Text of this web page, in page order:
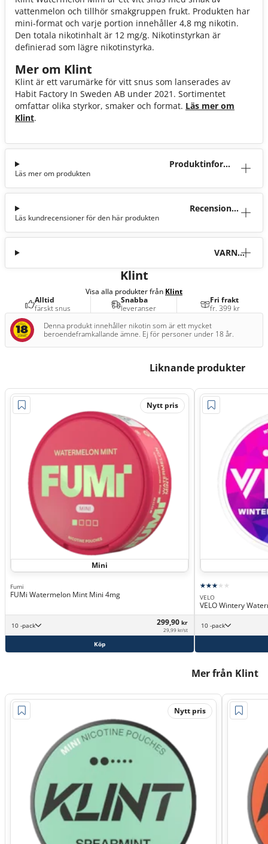
vattenmelon och tillhör smakgruppen frukt. Produkten har
mini-format och varje portion innehåller 4,8 mg nikotin.
Den totala nikotinhalt är 12 mg/g. Nikotinstyrkan är
definierad som lägre nikotinstyrka.
Mer om Klint
Klint är ett varumärke för vitt snus som lanserades av
Habit Factory In Sweden AB under 2021. Sortimentet
omfattar olika styrkor, smaker och format. Läs mer om
Klint.
Produktinforma
Läs mer om produkten
Recensioner
Läs kundrecensioner för den här produkten
VARNI
Klint
Visa alla produkter från Klint
Alltid
färskt snus
Snabba
leveranser
Fri frakt
fr. 399 kr
Denna produkt innehåller nikotin som är ett mycket
beroendeframkallande ämne. Ej för personer under 18 år.
Liknande produkter
Nytt pris
Mini
Fumi
FUMi Watermelon Mint Mini 4mg
10 -pack 299,90 kr
29,99 kr/st
Köp
VELO
VELO Wintery
10 -pack
Mer från Klint
Nytt pris